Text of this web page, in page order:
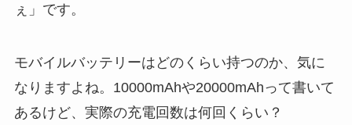
ぇ」です。
モバイルバッテリーはどのくらい持つのか、気に
なりますよね。10000mAhや20000mAhって書いて
あるけど、実際の充電回数は何回くらい？